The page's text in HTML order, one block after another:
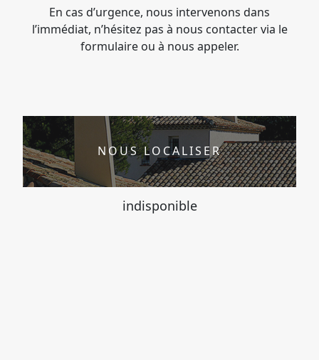
En cas d’urgence, nous intervenons dans
l’immédiat, n’hésitez pas à nous contacter via le
formulaire ou à nous appeler.
NOUS LOCALISER
indisponible